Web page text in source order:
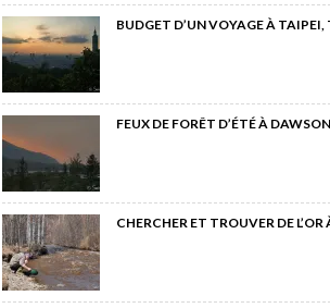
BUDGET D’UN VOYAGE À
FEUX DE FORÊT D’ÉTÉ À
CHERCHER ET TROUVER DE